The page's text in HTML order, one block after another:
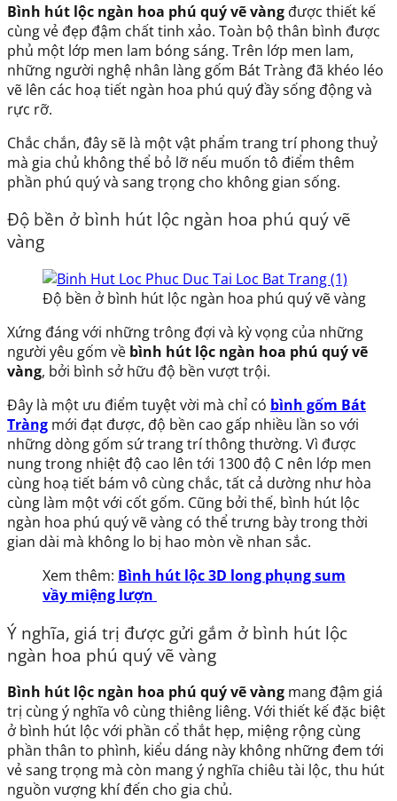
Bình hút lộc ngàn hoa phú quý vẽ vàng được thiết kế
cùng vẻ đẹp đậm chất tinh xảo. Toàn bộ thân bình được
phủ một lớp men lam bóng sáng. Trên lớp men lam,
những người nghệ nhân làng gốm Bát Tràng đã khéo léo
vẽ lên các hoạ tiết ngàn hoa phú quý đầy sống động và
rực rỡ.
Chắc chắn, đây sẽ là một vật phẩm trang trí phong thuỷ
mà gia chủ không thể bỏ lỡ nếu muốn tô điểm thêm
phần phú quý và sang trọng cho không gian sống.
Độ bền ở bình hút lộc ngàn hoa phú quý vẽ
vàng
Độ bền ở bình hút lộc ngàn hoa phú quý vẽ vàng
Xứng đáng với những trông đợi và kỳ vọng của những
người yêu gốm về bình hút lộc ngàn hoa phú quý vẽ
vàng, bởi bình sở hữu độ bền vượt trội.
Đây là một ưu điểm tuyệt vời mà chỉ có bình gốm Bát
Tràng mới đạt được, độ bền cao gấp nhiều lần so với
những dòng gốm sứ trang trí thông thường. Vì được
nung trong nhiệt độ cao lên tới 1300 độ C nên lớp men
cùng hoạ tiết bám vô cùng chắc, tất cả dường như hòa
cùng làm một với cốt gốm. Cũng bởi thế, bình hút lộc
ngàn hoa phú quý vẽ vàng có thể trưng bày trong thời
gian dài mà không lo bị hao mòn về nhan sắc.
Xem thêm: Bình hút lộc 3D long phụng sum
vầy miệng lượn
Ý nghĩa, giá trị được gửi gắm ở bình hút lộc
ngàn hoa phú quý vẽ vàng
Bình hút lộc ngàn hoa phú quý vẽ vàng mang đậm giá
trị cùng ý nghĩa vô cùng thiêng liêng. Với thiết kế đặc biệt
ở bình hút lộc với phần cổ thắt hẹp, miệng rộng cùng
phần thân to phình, kiểu dáng này không những đem tới
vẻ sang trọng mà còn mang ý nghĩa chiêu tài lộc, thu hút
nguồn vượng khí đến cho gia chủ.